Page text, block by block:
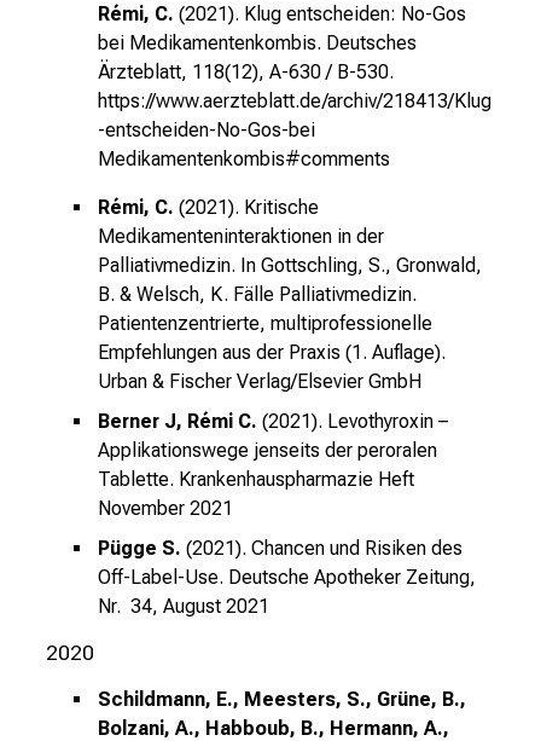
Rémi, C. (2021). Klug entscheiden: No-Gos
bei Medikamentenkombis. Deutsches
Ärzteblatt, 118(12), A-630 / B-530.
https://www.aerzteblatt.de/archiv/218413/Klug
-entscheiden-No-Gos-bei
Medikamentenkombis#comments
Rémi, C. (2021). Kritische
Medikamenteninteraktionen in der
Palliativmedizin. In Gottschling, S., Gronwald,
B. & Welsch, K. Fälle Palliativmedizin.
Patientenzentrierte, multiprofessionelle
Empfehlungen aus der Praxis (1. Auflage).
Urban & Fischer Verlag/Elsevier GmbH
Berner J, Rémi C. (2021). Levothyroxin –
Applikationswege jenseits der peroralen
Tablette. Krankenhauspharmazie Heft
November 2021
Pügge S. (2021). Chancen und Risiken des
Off-Label-Use. Deutsche Apotheker Zeitung,
Nr. 34, August 2021
2020
Schildmann, E., Meesters, S., Grüne, B.,
Bolzani, A., Habboub, B., Hermann, A.,